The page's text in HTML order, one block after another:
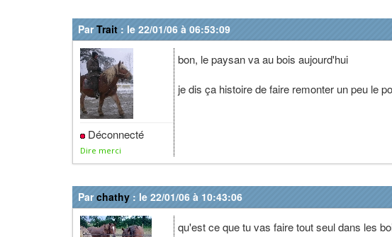
ParTrait : le 22/01/06 à 06:53:09
Déconnecté
Dire merci
bon, le paysan va au bois aujourd'hui
je dis ça histoire de faire remonter un peu le
Parchathy : le 22/01/06 à 10:43:06
qu'est ce que tu vas faire tout seul dans les